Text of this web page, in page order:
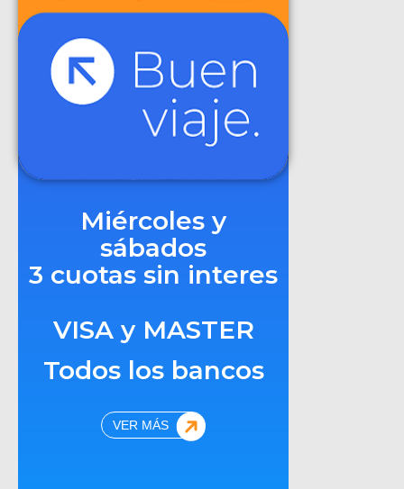
Miércoles y
sábados
3 cuotas sin interes
VISA y MASTER
Todos los bancos
VER MÁS